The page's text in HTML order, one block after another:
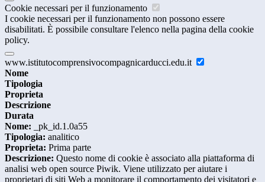
Cookie necessari per il funzionamento
I cookie necessari per il funzionamento non possono essere
disabilitati. È possibile consultare l'elenco nella pagina della cookie
policy.
www.istitutocomprensivocompagnicarducci.edu.it
Nome
Tipologia
Proprieta
Descrizione
Durata
Nome: _pk_id.1.0a55
Tipologia: analitico
Proprieta: Prima parte
Descrizione: Questo nome di cookie è associato alla piattaforma di
analisi web open source Piwik. Viene utilizzato per aiutare i
proprietari di siti Web a monitorare il comportamento dei visitatori e